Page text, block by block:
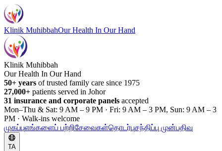
Klinik MuhibbahOur Health In Our Hand
Klinik Muhibbah
Our Health In Our Hand
50+ years of trusted family care since 1975
27,000+ patients served in Johor
31 insurance and corporate panels accepted
Mon–Thu & Sat: 9 AM – 9 PM · Fri: 9 AM – 3 PM, Sun: 9 AM – 3
PM · Walk-ins welcome
முகப்புஎங்களைப் பற்றிசேவைகள்தொடர்புசந்திப்பு முன்பதிவு
TA